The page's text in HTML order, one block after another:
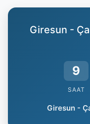
Giresun -
9
SAAT
Giresun -